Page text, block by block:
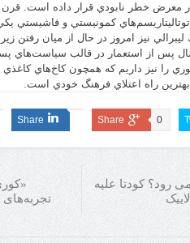
معرض خطر نابودي قرار داده است. قرن
كمونيستي و فاشيستي
ليبرالي نيز امروز در حال از ميان رفتن
كه در طول بيش از 50 سال پس از استعمار در قالب
را نيز داريم كه همچون كاخ‌هاي
راه اعتلاي فرهنگ خودي است.
Share 0
Share
رود؟ کودتا علیه